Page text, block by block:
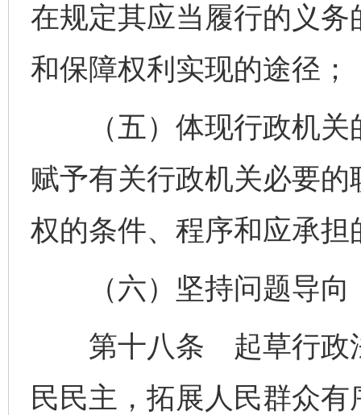
在规定其应当履行的义
和保障权利实现的途径；
（五）体现行政机关
赋予有关行政机关必要
权的条件、程序和应承担
（六）坚持问题导向
第十八条 起草行政法
民民主，拓展人民群众